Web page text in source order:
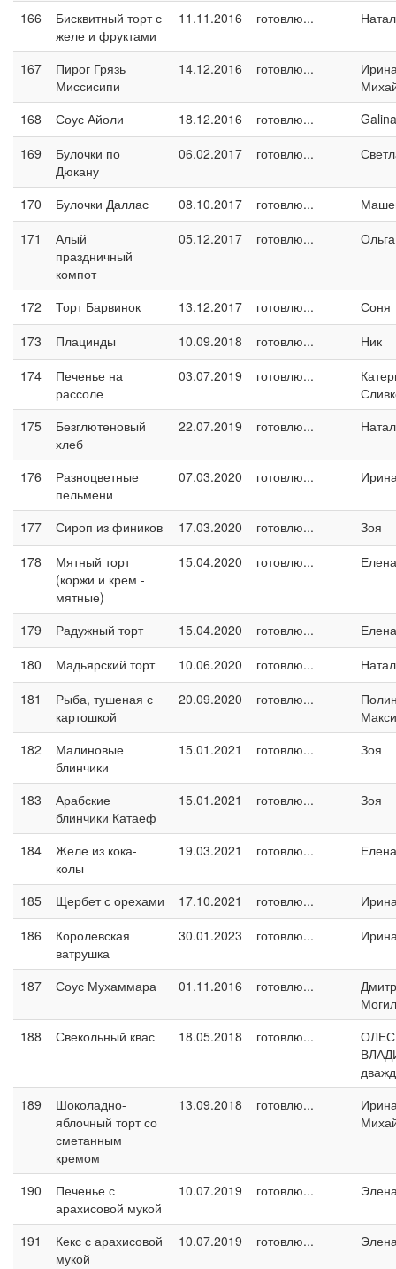
166
Бисквитный торт с
желе и фруктами
11.11.2016 готовлю...
167
Пирог Грязь
Миссисипи
14.12.2016 готовлю...
168
Соус Айоли 18.12.2016 готовлю...
169
Булочки по
Дюкану
06.02.2017 готовлю...
170 Булочки Даллас 08.10.2017 готовлю...
171
Алый
праздничный
компот
05.12.2017 готовлю...
172 Торт Барвинок 13.12.2017 готовлю...
Соня
173
Плацинды 10.09.2018 готовлю...
Ник
174
Печенье на
рассоле
03.07.2019 готовлю...
175
Безглютеновый
хлеб
22.07.2019 готовлю...
176
Разноцветные
пельмени
07.03.2020 готовлю...
177 Сироп из фиников 17.03.2020 готовлю...
Зоя
178
Мятный торт
(коржи и крем -
мятные)
15.04.2020 готовлю...
179 Радужный торт 15.04.2020 готовлю...
180
Мадьярский торт 10.06.2020 готовлю...
181
Рыба, тушеная с
картошкой
20.09.2020 готовлю...
182
Малиновые
блинчики
15.01.2021 готовлю... Зоя
183
Арабские
блинчики Катаеф
15.01.2021 готовлю... Зоя
184
Желе из кока-
колы
19.03.2021 готовлю...
185 Щербет с орехами 17.10.2021 готовлю...
186
Королевская
ватрушка
30.01.2023 готовлю...
187 Соус Мухаммара 01.11.2016 готовлю...
188
Свекольный квас 18.05.2018 готовлю...
189
Шоколадно-
яблочный торт со
сметанным
кремом
13.09.2018 готовлю...
190
Печенье с
арахисовой мукой
10.07.2019 готовлю...
191
Кекс с арахисовой
мукой
10.07.2019 готовлю...